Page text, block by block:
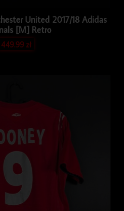
United 2017/18 Adidas
[M] Retro
449.99zł